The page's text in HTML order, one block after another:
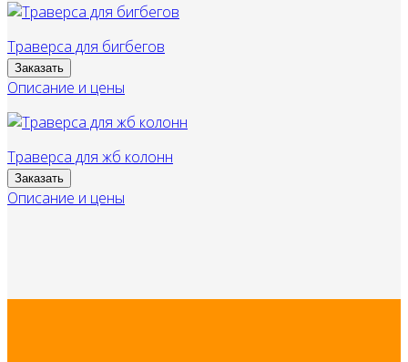
Траверса для бигбегов
Заказать
Описание и цены
Траверса для жб колонн
Заказать
Описание и цены